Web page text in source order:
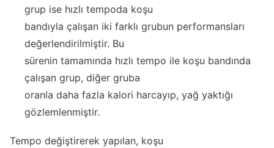
grup ise hızlı tempoda koşu
bandıyla çalışan iki farklı grubun performansları
değerlendirilmiştir. Bu
sürenin tamamında hızlı tempo ile koşu bandında
çalışan grup, diğer gruba
oranla daha fazla kalori harcayıp, yağ yaktığı
gözlemlenmiştir.
Tempo değiştirerek yapılan, koşu